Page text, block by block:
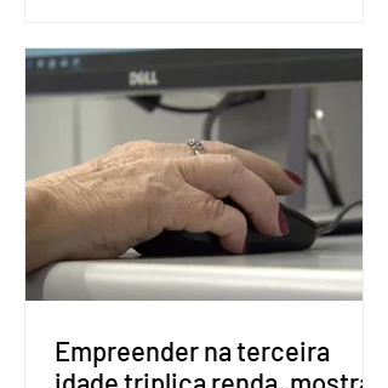
Apesar da requisição, a biometria não é
obrigatória para exercer o direito ao
voto. Se o título estiver regular, o
eleitor pode votar mesmo sem ter
realizado esse cadastro. Neste caso,
será exigido o documento de
identificação para acesso à urna
eletrônica. Se a urna eletrônica não
reconh
Empreender na terceira